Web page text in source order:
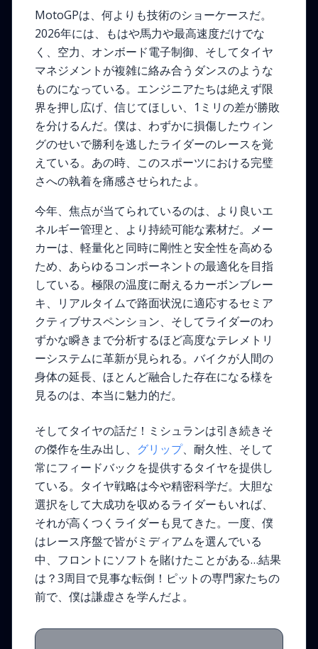
MotoGPは、何よりも技術のショーケースだ。
2026年には、もはや馬力や最高速度だけでな
く、空力、オンボード電子制御、そしてタイヤ
マネジメントが複雑に絡み合うダンスのような
ものになっている。エンジニアたちは絶えず限
界を押し広げ、信じてほしい、1ミリの差が勝敗
を分けるんだ。僕は、わずかに損傷したウィン
グのせいで勝利を逃したライダーのレースを覚
えている。あの時、このスポーツにおける完璧
さへの執着を痛感させられたよ。
今年、焦点が当てられているのは、より良いエ
ネルギー管理と、より持続可能な素材だ。メー
カーは、軽量化と同時に剛性と安全性を高める
ため、あらゆるコンポーネントの最適化を目指
している。極限の温度に耐えるカーボンブレー
キ、リアルタイムで路面状況に適応するセミア
クティブサスペンション、そしてライダーのわ
ずかな瞬きまで分析するほど高度なテレメトリ
ーシステムに革新が見られる。バイクが人間の
身体の延長、ほとんど融合した存在になる様を
見るのは、本当に魅力的だ。
そしてタイヤの話だ！ミシュランは引き続きそ
の傑作を生み出し、 グリップ、耐久性、そして
常にフィードバックを提供するタイヤを提供し
ている。タイヤ戦略は今や精密科学だ。大胆な
選択をして大成功を収めるライダーもいれば、
それが高くつくライダーも見てきた。一度、僕
はレース序盤で皆がミディアムを選んでいる
中、フロントにソフトを賭けたことがある…結果
は？3周目で見事な転倒！ピットの専門家たちの
前で、僕は謙虚さを学んだよ。